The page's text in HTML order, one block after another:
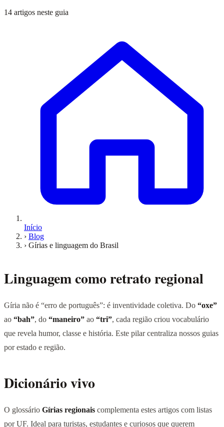
14 artigos neste guia
Início
› Blog
› Gírias e linguagem do Brasil
Linguagem como retrato regional
Gíria não é “erro de português”: é inventividade coletiva. Do “oxe”
ao “bah”, do “maneiro” ao “tri”, cada região criou vocabulário
que revela humor, classe e história. Este pilar centraliza nossos guias
por estado e região.
Dicionário vivo
O glossário Gírias regionais complementa estes artigos com listas
por UF. Ideal para turistas, estudantes e curiosos que querem